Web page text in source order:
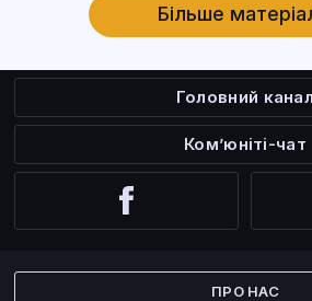
Більше
Головний канал
Ком’юніті-чат
ПРО НАС